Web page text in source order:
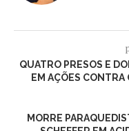
QUATRO PRESOS E
EM AÇÕES
MORRE